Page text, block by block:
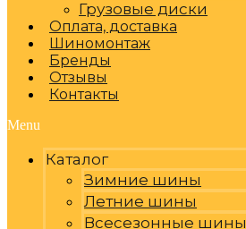
Грузовые диски
Оплата, доставка
Шиномонтаж
Бренды
Отзывы
Контакты
Menu
Каталог
Зимние шины
Летние шины
Всесезонные шины